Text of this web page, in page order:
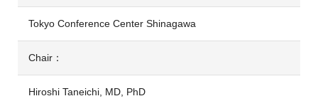
Tokyo Conference Center Shinagawa
Chair：
Hiroshi Taneichi, MD, PhD